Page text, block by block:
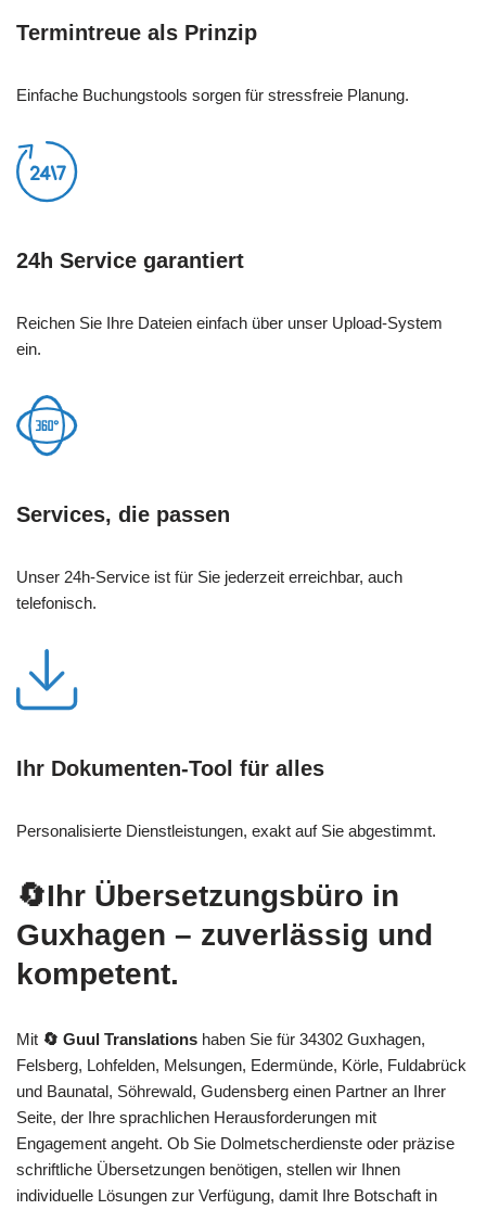
Termintreue als Prinzip
Einfache Buchungstools sorgen für stressfreie Planung.
24h Service garantiert
Reichen Sie Ihre Dateien einfach über unser Upload-System
ein.
Services, die passen
Unser 24h-Service ist für Sie jederzeit erreichbar, auch
telefonisch.
Ihr Dokumenten-Tool für alles
Personalisierte Dienstleistungen, exakt auf Sie abgestimmt.
🔄Ihr Übersetzungsbüro in
Guxhagen – zuverlässig und
kompetent.
Mit 🔄 Guul Translations haben Sie für 34302 Guxhagen,
Felsberg, Lohfelden, Melsungen, Edermünde, Körle, Fuldabrück
und Baunatal, Söhrewald, Gudensberg einen Partner an Ihrer
Seite, der Ihre sprachlichen Herausforderungen mit
Engagement angeht. Ob Sie Dolmetscherdienste oder präzise
schriftliche Übersetzungen benötigen, stellen wir Ihnen
individuelle Lösungen zur Verfügung, damit Ihre Botschaft in